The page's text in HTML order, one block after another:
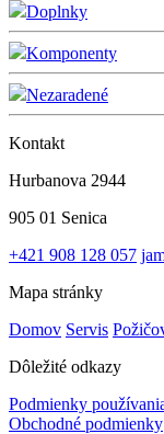
Doplnky
Komponenty
Nezaradené
Kontakt
Hurbanova 2944
905 01 Senica
+421 908 128 057
Mapa stránky
Domov Servis
Dôležité odkazy
Podmienky
Obchodné podmienky